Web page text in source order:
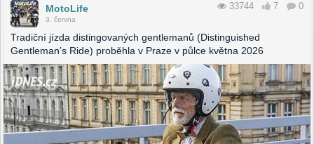
MotoLife
3. června
33744 7 0
Tradiční jízda distingovaných gentlemanů (Distinguished
Gentleman’s Ride) proběhla v Praze v půlce května 2026